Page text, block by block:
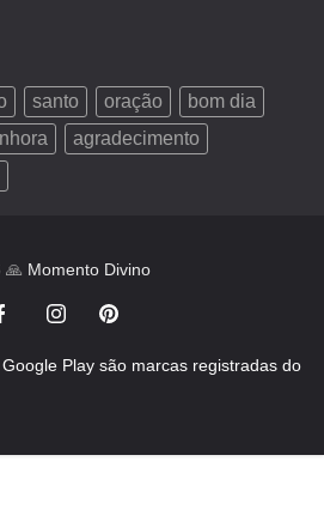
santo oração
bom dia
agradecimento
🙏 Momento Divino
Play são marcas registradas do